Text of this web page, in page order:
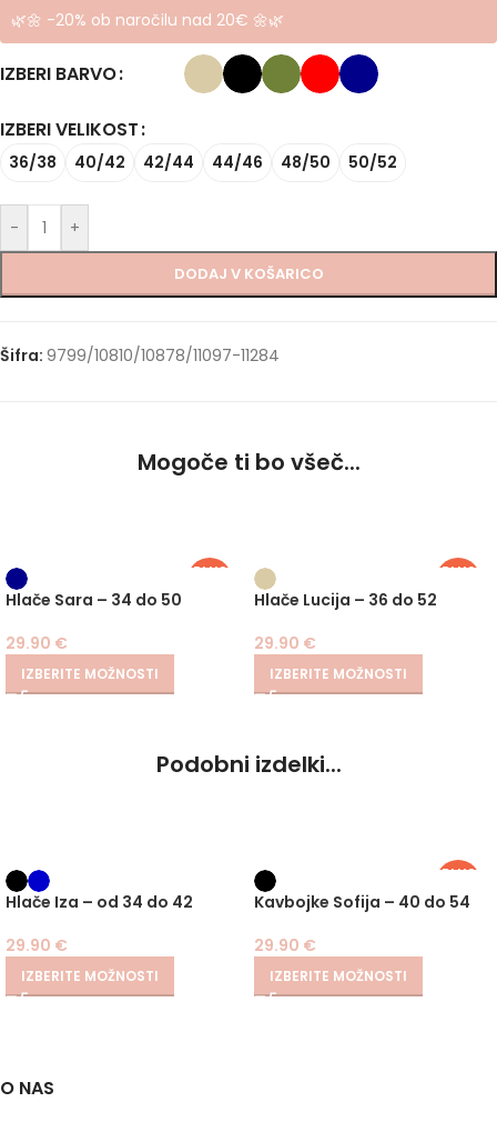
🌿🌼 -20% ob naročilu nad 20€ 🌼🌿
IZBERI BARVO
IZBERI VELIKOST
36/38 40/42 42/44 44/46 48/50 50/52
- +
DODAJ V KOŠARICO
Šifra: 9799/10810/10878/11097-11284
Mogoče ti bo všeč...
PLUS
Hlače Sara – 34 do 50
29.90 €
IZBERITE MOŽNOSTI
PLUS
Hlače Lucija – 36 do 52
29.90 €
IZBERITE MOŽNOSTI
Podobni izdelki...
Hlače Iza – od 34 do 42
29.90 €
IZBERITE MOŽNOSTI
PLUS
Kavbojke Sofija – 40 do 54
29.90 €
IZBERITE MOŽNOSTI
O NAS